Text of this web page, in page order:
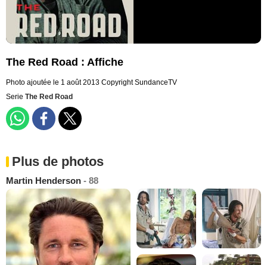
The Red Road : Affiche
Photo ajoutée le 1 août 2013 Copyright SundanceTV
Serie The Red Road
Plus de photos
Martin Henderson - 88